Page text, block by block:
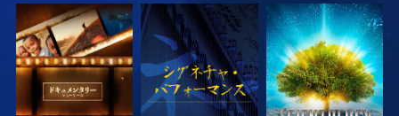
シリーズを探求 観る シリーズを探求